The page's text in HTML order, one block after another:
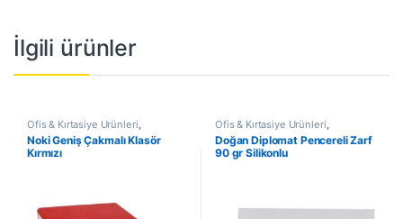
İlgili ürünler
Ofis & Kırtasiye Ürünleri
Dosyalama & Arşivleme
Noki Geniş Çakmalı Klasör
Kırmızı
Ofis & Kırtasiye Ürünleri
Dosyalama & Arşivleme
Doğan Diplomat Pencereli Zarf
90 gr Silikonlu